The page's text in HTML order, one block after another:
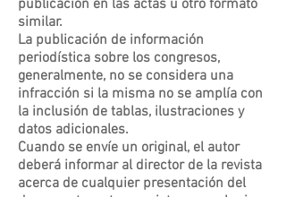
publicación en las actas u otro formato
similar.
La publicación de información
periodística sobre los congresos,
generalmente, no se considera una
infracción si la misma no se amplía con
la inclusión de tablas, ilustraciones y
datos adicionales.
Cuando se envíe un original, el autor
deberá informar al director de la revista
acerca de cualquier presentación del